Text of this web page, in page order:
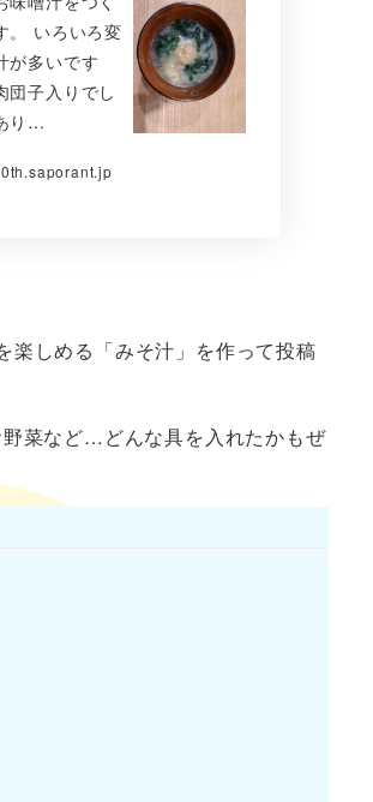
。 いろいろ変
が多いです
団子入りでし
り…
楽しめる「みそ汁」を作って投稿
菜など…どんな具を入れたかもぜ